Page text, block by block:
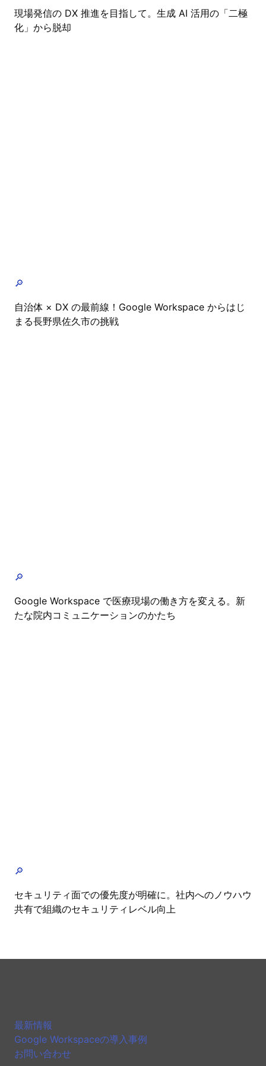
現場発信の DX 推進を目指して。生成 AI 活用の「二極
化」から脱却
🔎
自治体 × DX の最前線！Google Workspace からはじ
まる長野県佐久市の挑戦
🔎
Google Workspace で医療現場の働き方を変える。新
たな院内コミュニケーションのかたち
🔎
セキュリティ面での優先度が明確に。社内へのノウハウ
共有で組織のセキュリティレベル向上
最新情報
Google Workspaceの導入事例
お問い合わせ